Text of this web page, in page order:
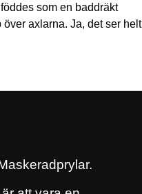
som en baddräkt
axlarna. Ja, det ser helt